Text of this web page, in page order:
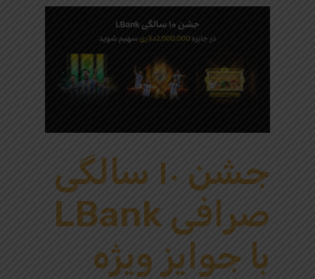
جشن ۱۰ سالگی
صرافی LBank
با جوایز ویژه